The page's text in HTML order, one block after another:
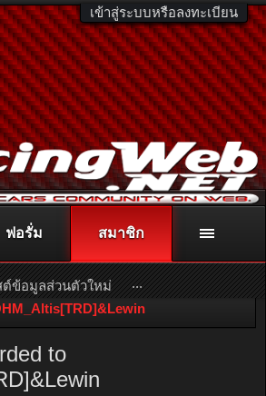
เข้าสู่ระบบหรือลงทะเบียน
หรือโทร. 081-811-1138
รายละเอียดเพิ่มเติม คลิกที่นี่
to
ฟอรั่ม สมาชิก
ต์ข้อมูลส่วนตัวใหม่ ...